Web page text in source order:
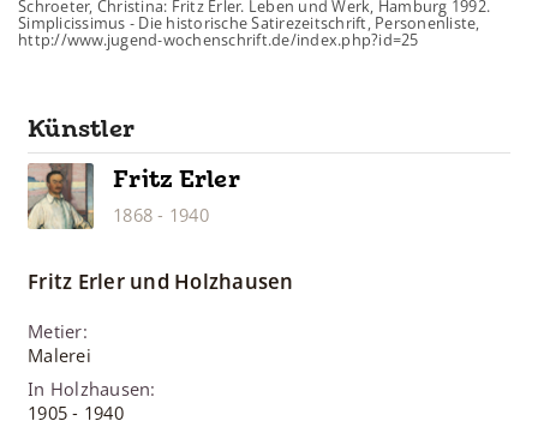
Schroeter, Christina: Fritz Erler. Leben und Werk, Hamburg 1992.
Simplicissimus - Die historische Satirezeitschrift, Personenliste,
http://www.jugend-wochenschrift.de/index.php?id=25
Künstler
Fritz Erler
1868 - 1940
Fritz Erlerund Holzhausen
Metier:
Malerei
In Holzhausen:
1905 - 1940